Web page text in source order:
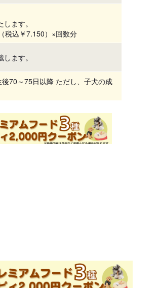
ます。
税込￥7.150）×回数分
ます。
70～75日以降 ただし、子犬の成
ダーの詳細